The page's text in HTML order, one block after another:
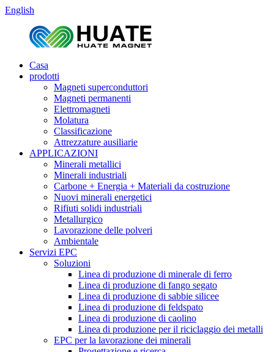
English
Casa
prodotti
Magneti superconduttori
Magneti permanenti
Elettromagneti
Molatura
Classificazione
Attrezzature ausiliarie
APPLICAZIONI
Minerali metallici
Minerali industriali
Carbone + Energia + Materiali da costruzione
Nuovi minerali energetici
Rifiuti solidi industriali
Metallurgico
Lavorazione delle polveri
Ambientale
Servizi EPC
Soluzioni
Linea di produzione di minerale di ferro
Linea di produzione di fango segato
Linea di produzione di sabbie silicee
Linea di produzione di feldspato
Linea di produzione di caolino
Linea di produzione per il riciclaggio dei metalli
EPC per la lavorazione dei minerali